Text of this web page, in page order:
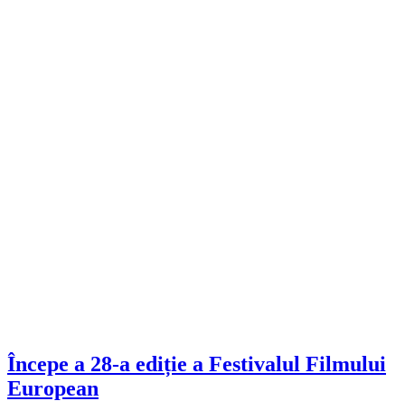
Începe a 28-a ediție a Festivalul Filmului
European